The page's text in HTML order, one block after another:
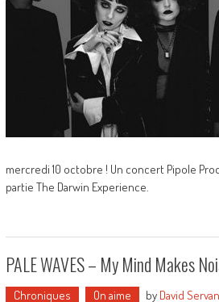
mercredi 10 octobre ! Un concert Pipole
partie The Darwin Experience.
PALE WAVES – My Mind Makes
Chroniques On aime by David